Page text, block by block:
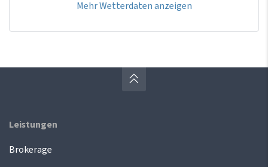
Mehr Wetterdaten anzeigen
Leistungen
Brokerage